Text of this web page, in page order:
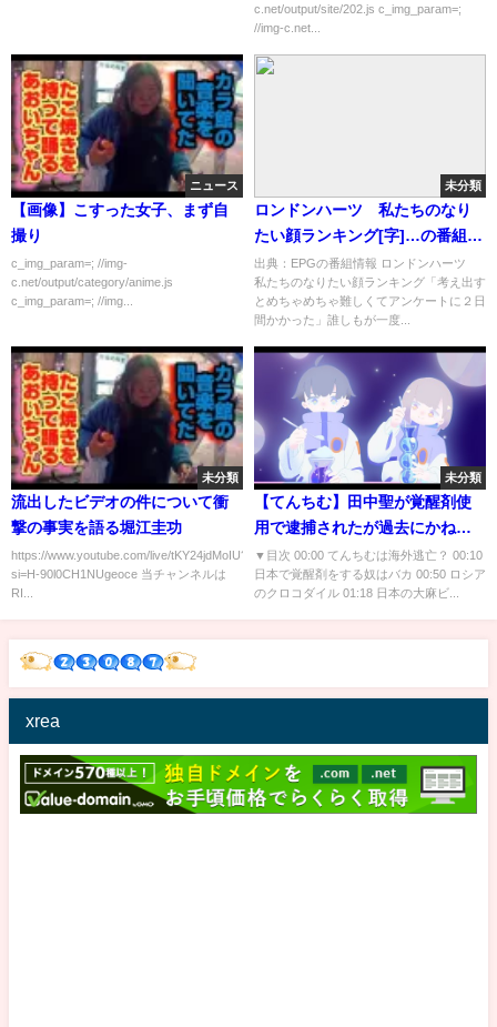
c.net/output/site/202.js c_img_param=;
//img-c.net...
ニュース
【画像】こすった女子、まず自
撮り
c_img_param=; //img-
c.net/output/category/anime.js
c_img_param=; //img...
未分類
ロンドンハーツ 私たちのなり
たい顔ランキング[字]…の番組内
容解析まとめ
出典：EPGの番組情報 ロンドンハーツ
私たちのなりたい顔ランキング「考え出す
とめちゃめちゃ難しくてアンケートに２日
間かかった」誰しもが一度...
未分類
流出したビデオの件について衝
撃の事実を語る堀江圭功
https://www.youtube.com/live/tKY24jdMoIU?
si=H-90l0CH1NUgeoce 当チャンネルは
RI...
未分類
【てんちむ】田中聖が覚醒剤使
用で逮捕されたが過去にかねこ
あやに覚醒剤を暴露されたてん
ちむが逮捕されない理由とは！
【青汁王子/三崎優太/田中聖/逮
▼目次 00:00 てんちむは海外逃亡？ 00:10
日本で覚醒剤をする奴はバカ 00:50 ロシア
のクロコダイル 01:18 日本の大麻ビ...
xrea